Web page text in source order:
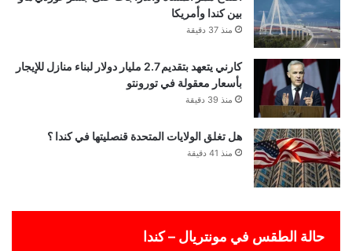
بين كندا وأمريكا
منذ 37 دقيقة
كارني يتعهد بتقديم 2.7 مليار دولار لبناء منازل للإيجار
بأسعار معقولة في تورونتو
منذ 39 دقيقة
هل تغلق الولايات المتحدة قنصليتها في كندا ؟
منذ 41 دقيقة
حالة الطقس في مونتريال – كندا